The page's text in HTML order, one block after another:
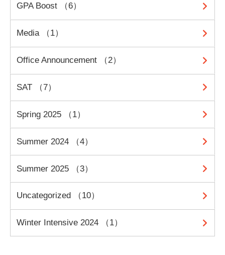
GPA Boost （6）
Media （1）
Office Announcement （2）
SAT （7）
Spring 2025 （1）
Summer 2024 （4）
Summer 2025 （3）
Uncategorized （10）
Winter Intensive 2024 （1）